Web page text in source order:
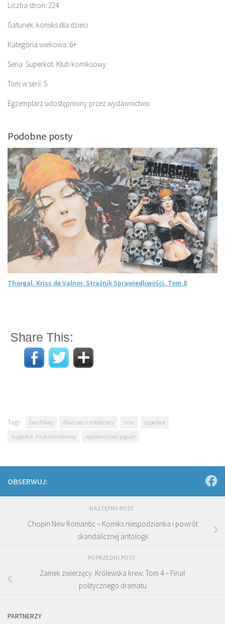
Liczba stron: 224
Gatunek: komiks dla dzieci
Kategoria wiekowa: 6+
Seria: Superkot. Klub komiksowy
Tom w serii: 5
Egzemplarz udostępniony przez wydawnictwo
Podobne posty
Thorgal. Kriss de Valnor. Strażnik Sprawiedliwości. Tom 8
Share This:
Tagi: Dav Pilkey dla dzieci i młodzieży Inne
superkot
Superkot. Klub komiksowy
wydawnictwo jaguar
OBSERWUJ:
NASTĘPNY POST
Chopin New Romantic – Komiks niespodzianka i powrót
skandalicznej antologii
POPRZEDNI POST
Zamek zwierzęcy. Królewska krew. Tom 4 – Finał
politycznego dramatu
PARTNERZY